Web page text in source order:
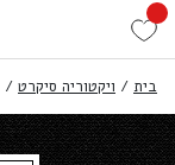
בית / ויקטוריה סיקרט /